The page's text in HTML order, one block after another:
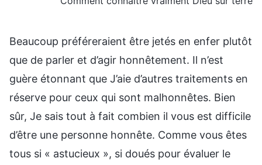
Beaucoup préféreraient être jetés en enfer plutôt
que de parler et d’agir honnêtement. Il n’est
guère étonnant que J’aie d’autres traitements en
réserve pour ceux qui sont malhonnêtes. Bien
sûr, Je sais tout à fait combien il vous est difficile
d’être une personne honnête. Comme vous êtes
tous si « astucieux », si doués pour évaluer le